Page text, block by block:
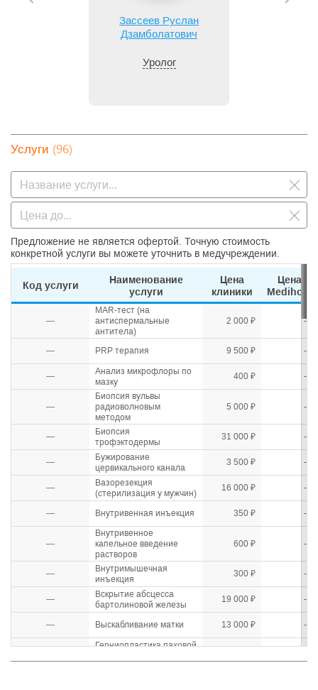
Зассеев Руслан
Дзамболатович
Уролог
Услуги (96)
Предложение не является офертой. Точную стоимость
конкретной услуги вы можете уточнить в медучреждении.
Код услуги
Наименование
услуги
Цена
клиники
Цена
Medihost
—
MAR-тест (на
антиспермальные
антитела)
2 000 ₽ —
— PRP терапия 9 500 ₽ —
—
Анализ микрофлоры по
мазку
400 ₽ —
—
Биопсия вульвы
радиоволновым
методом
5 000 ₽ —
—
Биопсия
трофэктодермы
31 000 ₽ —
—
Бужирование
цервикального канала
3 500 ₽ —
—
Вазорезекция
(стерилизация у мужчин)
16 000 ₽ —
— Внутривенная инъекция 350 ₽ —
—
Внутривенное
капельное введение
растворов
600 ₽ —
—
Внутримышечная
инъекция
300 ₽ —
—
Вскрытие абсцесса
бартолиновой железы
19 000 ₽ —
— Выскабливание матки 13 000 ₽ —
Герниопластика паховой